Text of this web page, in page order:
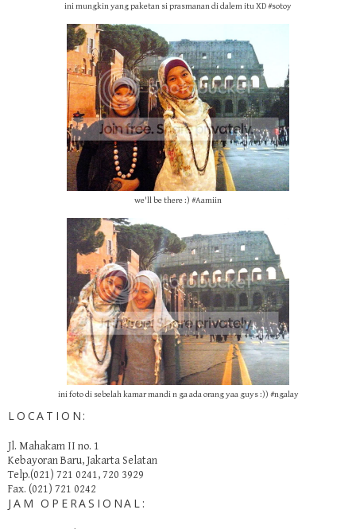
ini mungkin yang paketan si prasmanan di dalem itu XD #sotoy
we'll be there :) #Aamiin
ini foto di sebelah kamar mandi n ga ada orang yaa guys :)) #ngalay
LOCATION:
Jl. Mahakam II no. 1
Kebayoran Baru, Jakarta Selatan
Telp.(021) 721 0241, 720 3929
Fax. (021) 721 0242
JAM OPERASIONAL: